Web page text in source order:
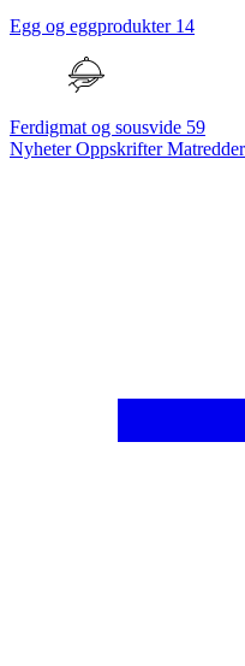
Egg og eggprodukter 14
Ferdigmat og sousvide 59
NyheterOppskrifter